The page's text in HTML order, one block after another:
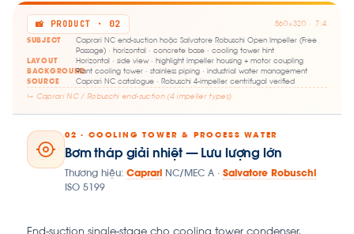
📸 PRODUCT · 02 560×320 · 7:4
SUBJECT
Caprari NC end-suction hoặc Salvatore Robuschi Open Impeller (Free
Passage) · horizontal · concrete base · cooling tower hint
LAYOUT
Horizontal · side view · highlight impeller housing + motor coupling
BACKGROUNDPlant cooling tower · stainless piping · industrial water management
SOURCE
Caprari NC catalogue · Robuschi 4-impeller centrifugal verified
↳ Caprari NC / Robuschi end-suction (4 impeller types)
02 · COOLING TOWER & PROCESS WATER
Bơm tháp giải nhiệt — Lưu lượng lớn
Thương hiệu: Caprari NC/MEC A · Salvatore Robuschi
ISO 5199